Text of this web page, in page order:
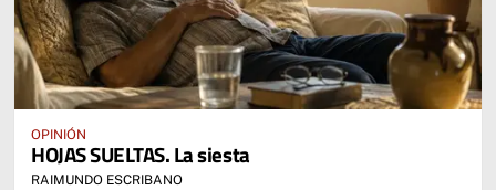
OPINIÓN
HOJAS SUELTAS. La siesta
RAIMUNDO ESCRIBANO